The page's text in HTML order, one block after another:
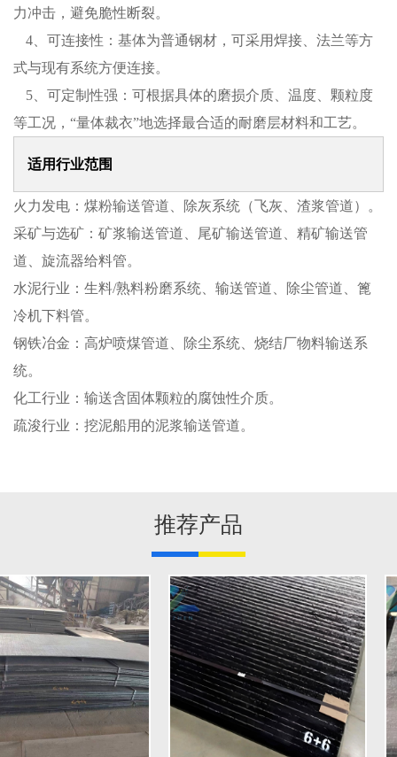
力冲击，避免脆性断裂。
4
可连接性：基体为普通钢材，可采用焊接、法兰等方
式与现有系统方便连接。
5、 可定制性强：可根据具体的磨损介质、温度、颗粒度
等工况， “量体裁衣”地选择最合适的耐磨层材料和工艺。
适用行业范围
火力发电：煤粉输送管道、除灰系统（飞灰、渣浆管道）。
采矿与选矿：矿浆输送管道、尾矿输送管道、精矿输送管
道、旋流器给料管。
水泥行业：生料/熟料粉磨系统、输送管道、除尘管道、篦
冷机下料管。
钢铁冶金：高炉喷煤管道、除尘系统、烧结厂物料输送系
统。
化工行业：输送含固体颗粒的腐蚀性介质。
疏浚行业：挖泥船用的泥浆输送管道。
推荐产品